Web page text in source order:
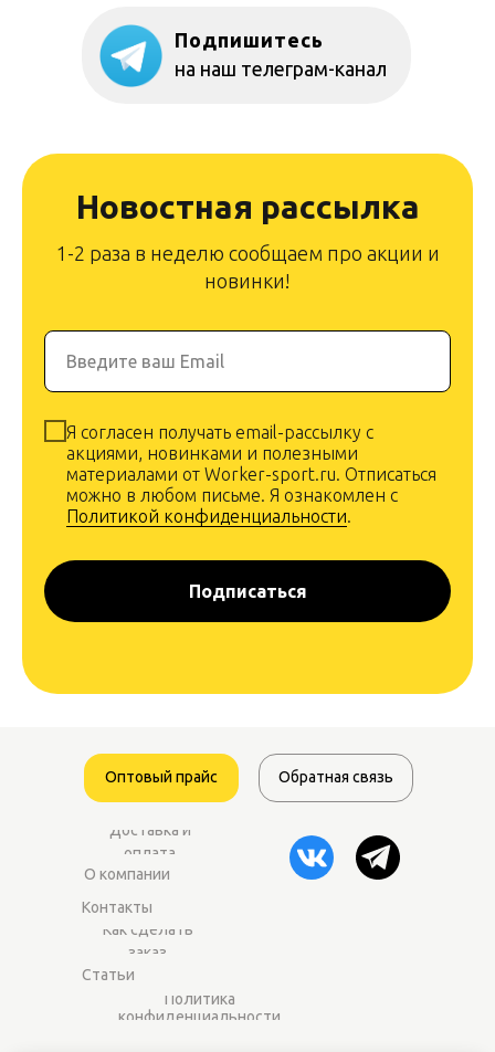
Подпишитесь
на наш телеграм-канал
Новостная рассылка
1-2 раза в неделю сообщаем про акции и
новинки!
Введите ваш Email
Я согласен получать email-рассылку с
акциями, новинками и полезными
материалами от Worker-sport.ru. Отписаться
можно в любом письме. Я ознакомлен с
Политикой конфиденциальности.
Подписаться
Контакты
О компании
Доставка и
оплата
Оптовый прайс Обратная связь
Статьи
Как сделать
заказ
Политика
конфиденциальности